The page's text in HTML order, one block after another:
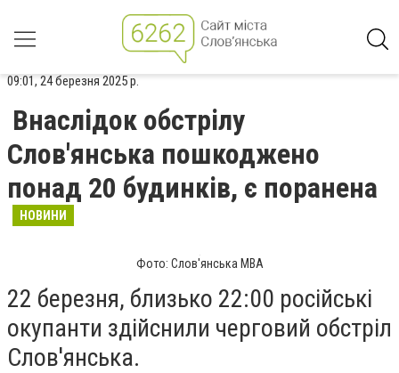
09:01, 24 березня 2025 р.
Внаслідок обстрілу
Слов'янська пошкоджено
понад 20 будинків, є поранена
НОВИНИ
Фото: Слов'янська МВА
22 березня, близько 22:00 російські
окупанти здійснили черговий обстріл
Слов'янська.